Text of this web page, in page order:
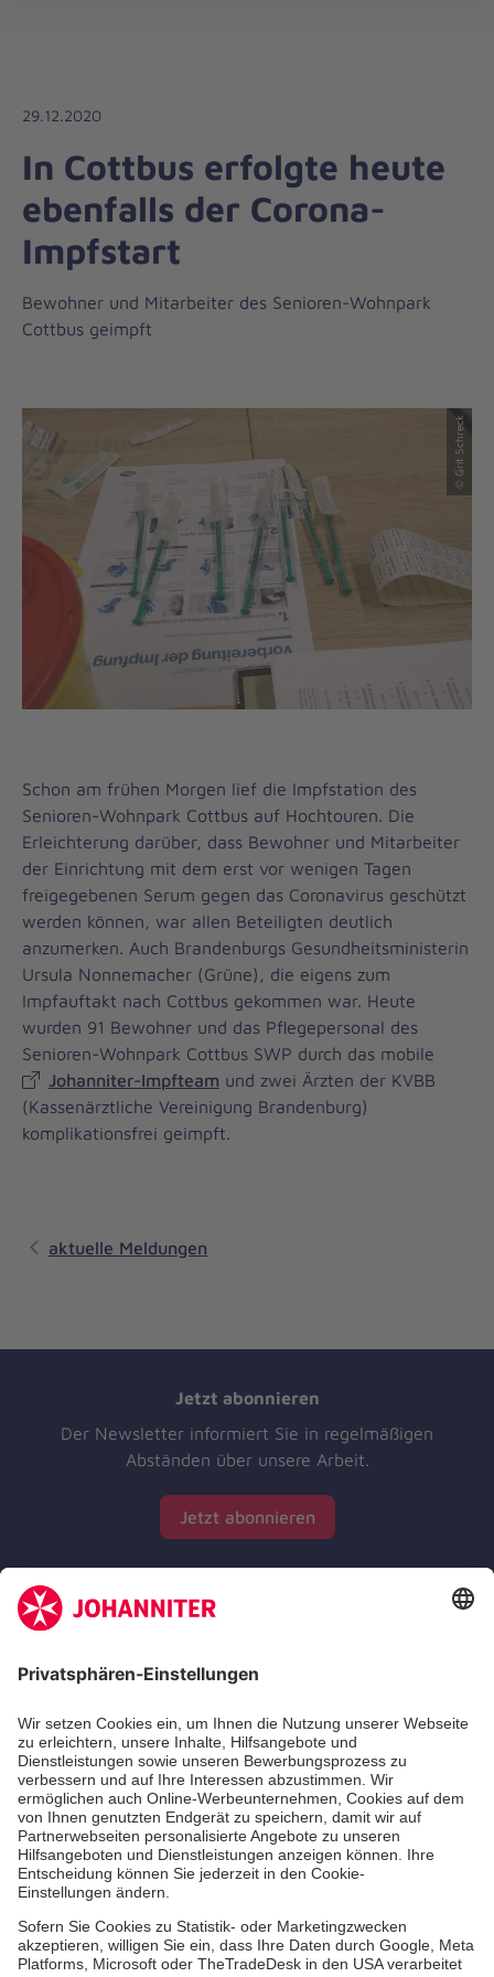
Leben
29.12.2020
In Cottbus erfolgte heute
ebenfalls der Corona-
Impfstart
Bewohner und Mitarbeiter des Senioren-Wohnpark
Cottbus geimpft
© Grit Schreck
Schon am frühen Morgen lief die Impfstation des
Senioren-Wohnpark Cottbus auf Hochtouren. Die
Erleichterung darüber, dass Bewohner und Mitarbeiter
der Einrichtung mit dem erst vor wenigen Tagen
freigegebenen Serum gegen das Coronavirus geschützt
werden können, war allen Beteiligten deutlich
anzumerken. Auch Brandenburgs Gesundheitsministerin
Ursula Nonnemacher (Grüne), die eigens zum
Impfauftakt nach Cottbus gekommen war. Heute
wurden 91 Bewohner und das Pflegepersonal des
Senioren-Wohnpark Cottbus SWP durch das mobile
Johanniter-Impfteam und zwei Ärzten der KVBB
(Kassenärztliche Vereinigung Brandenburg)
komplikationsfrei geimpft.
aktuelle Meldungen
Jetzt abonnieren
Der Newsletter informiert Sie in regelmäßigen
Abständen über unsere Arbeit.
Jetzt abonnieren
Zertifizierung der Johanniter-Unfall-Hilfe e.V.
Die Johanniter GmbH führt das Spendenzertifikat
des Deutschen Spendenrats e.V.